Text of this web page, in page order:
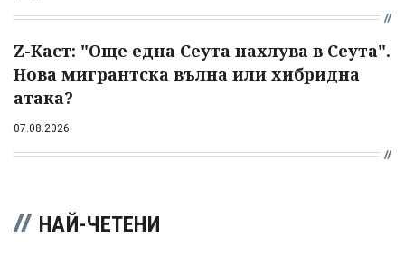
Z-Каст: "Още една Сеута нахлува в Сеута".
Нова мигрантска вълна или хибридна
атака?
07.08.2026
НАЙ-ЧЕТЕНИ